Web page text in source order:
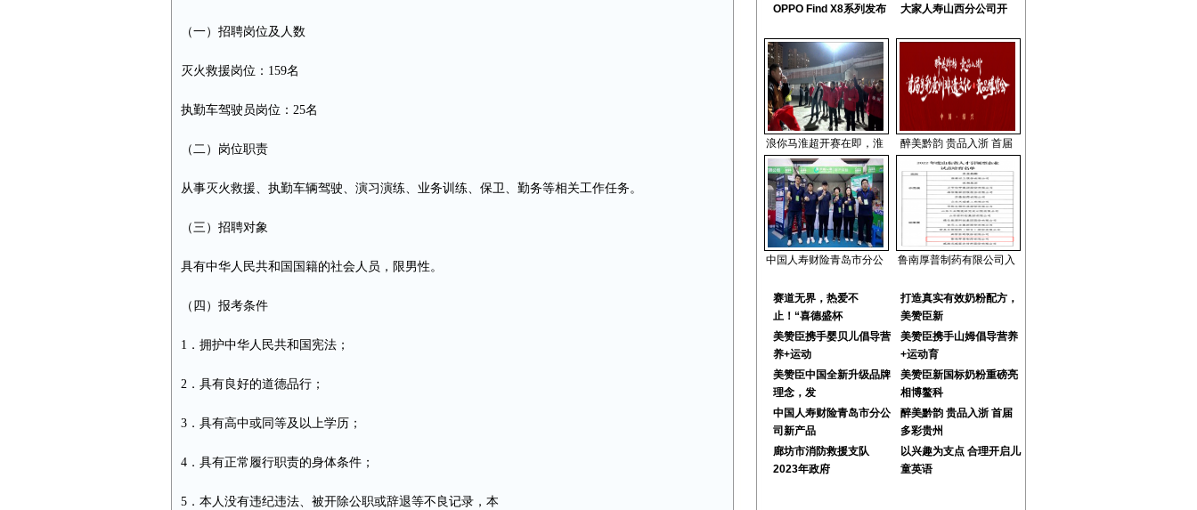
（一）招聘岗位及人数
灭火救援岗位：159名
执勤车驾驶员岗位：25名
（二）岗位职责
从事灭火救援、执勤车辆驾驶、演习演练、业务训练、保卫、勤务等相关工作任务。
（三）招聘对象
具有中华人民共和国国籍的社会人员，限男性。
（四）报考条件
1．拥护中华人民共和国宪法；
2．具有良好的道德品行；
3．具有高中或同等及以上学历；
4．具有正常履行职责的身体条件；
5．本人没有违纪违法、被开除公职或辞退等不良记录，本
OPPO Find X8系列发布
大家人寿山西分公司开
浪你马淮超开赛在即，淮 醉美黔韵 贵品入浙 首届
中国人寿财险青岛市分公 鲁南厚普制药有限公司入
赛道无界，热爱不
止！“喜德盛杯
打造真实有效奶粉配方，
美赞臣新
美赞臣携手婴贝儿倡导营
养+运动
美赞臣携手山姆倡导营养
+运动育
美赞臣中国全新升级品牌
理念，发
美赞臣新国标奶粉重磅亮
相博鳌科
中国人寿财险青岛市分公
司新产品
醉美黔韵 贵品入浙 首届
多彩贵州
廊坊市消防救援支队
2023年政府
以兴趣为支点 合理开启儿
童英语